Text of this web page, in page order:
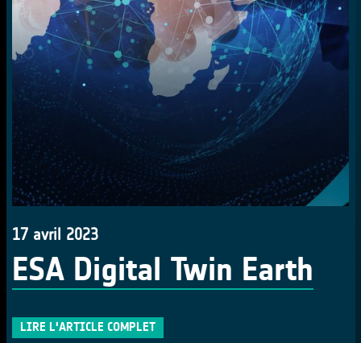
17 avril 2023
ESA Digital Twin Earth
LIRE L'ARTICLE COMPLET